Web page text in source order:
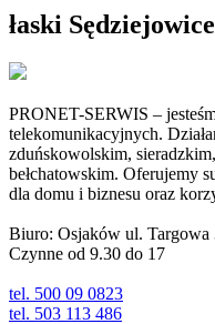
łaski
PRONET-SERWIS –
telekomunikacyjnych.
zduńskowolskim,
bełchatowskim. Oferujemy
dla domu i biznesu oraz
Biuro: Osjaków ul. Targowa
Czynne od 9.30 do 17
tel. 500 09 0823
tel. 503 113 486